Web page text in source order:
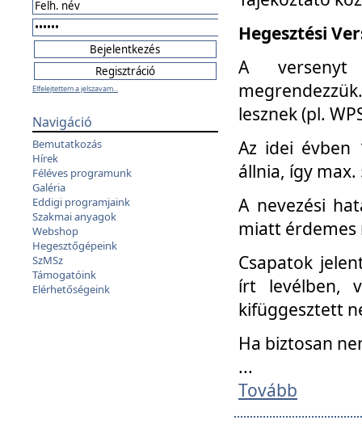
Elfelejtettem a jelszavam...
Navigáció
Bemutatkozás
Hírek
Féléves programunk
Galéria
Eddigi programjaink
Szakmai anyagok
Webshop
Hegesztőgépeink
SzMSz
Támogatóink
Elérhetőségeink
Hegesztési
A versenyt
lesznek (pl.
Az idei évben
állnia, így
A nevezési
miatt érdemes
Csapatok
írt levélben,
kifüggesztett
Ha biztosan
...
Tovább